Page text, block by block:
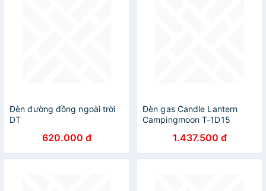
Đèn đường đồng ngoài trời
DT
620.000 đ
Đèn gas Candle Lantern
Campingmoon T-1D15
1.437.500 đ